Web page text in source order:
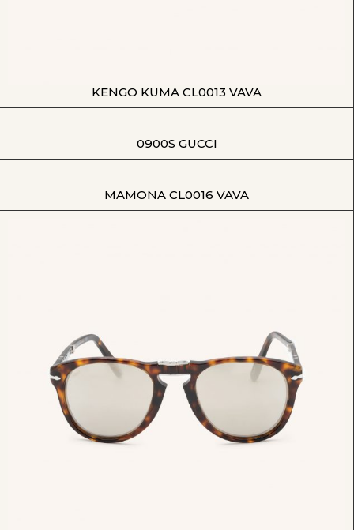
KENGO KUMA CL0013 VAVA
0900S GUCCI
MAMONA CL0016 VAVA